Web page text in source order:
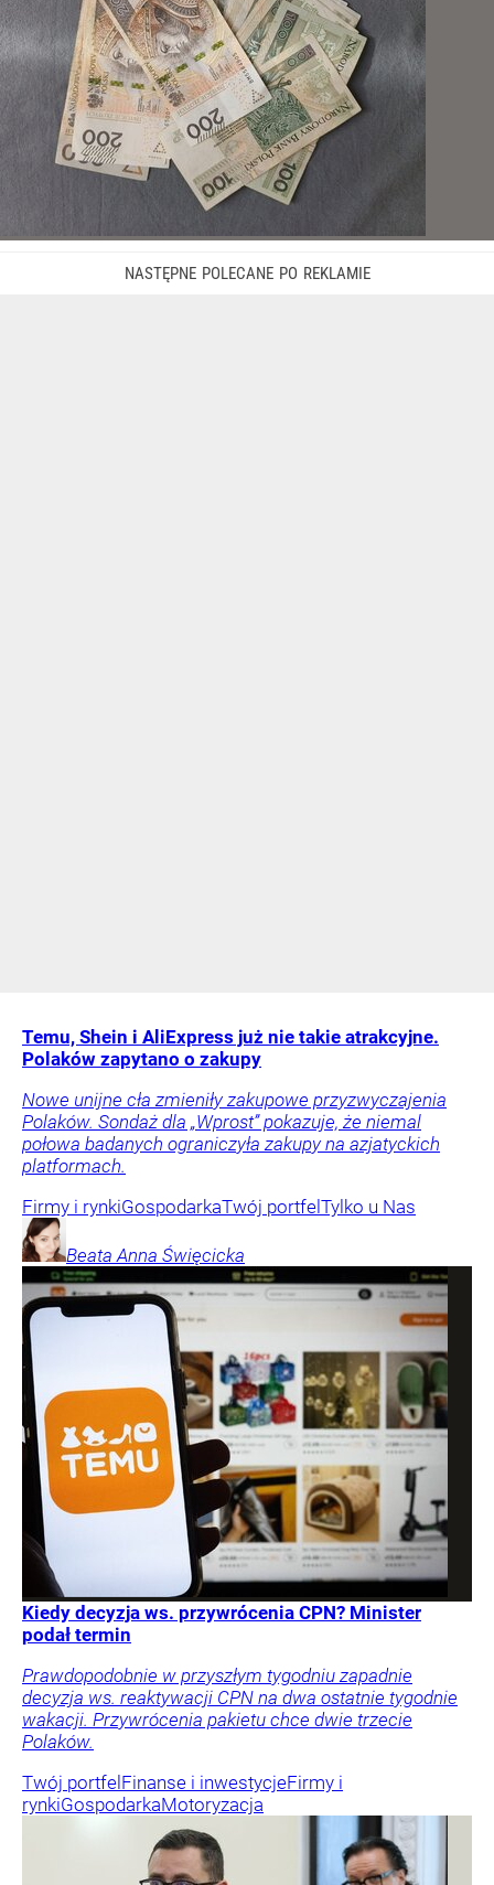
Temu, Shein i AliExpress już nie takie atrakcyjne.
Polaków zapytano o zakupy
Nowe unijne cła zmieniły zakupowe przyzwyczajenia
Polaków. Sondaż dla „Wprost” pokazuje, że niemal
połowa badanych ograniczyła zakupy na azjatyckich
platformach.
Firmy i rynkiGospodarkaTwój portfelTylko u Nas
Beata Anna Święcicka
Kiedy decyzja ws. przywrócenia CPN? Minister
podał termin
Prawdopodobnie w przyszłym tygodniu zapadnie
decyzja ws. reaktywacji CPN na dwa ostatnie tygodnie
wakacji. Przywrócenia pakietu chce dwie trzecie
Polaków.
Twój portfelFinanse i inwestycjeFirmy i
rynkiGospodarkaMotoryzacja